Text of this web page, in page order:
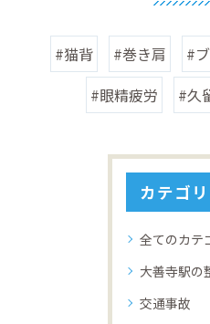
#猫背 #巻き肩 #
#眼精疲労
#久
カテゴ
全てのカテ
大善寺駅の
交通事故